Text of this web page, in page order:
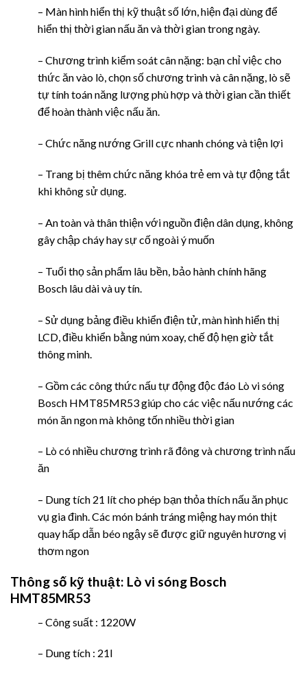
– Màn hình hiển thị kỹ thuật số lớn, hiện đại dùng để
hiển thị thời gian nấu ăn và thời gian trong ngày.
– Chương trình kiểm soát cân nặng: bạn chỉ việc cho
thức ăn vào lò, chọn số chương trình và cân nặng, lò sẽ
tự tính toán năng lượng phù hợp và thời gian cần thiết
để hoàn thành việc nấu ăn.
– Chức năng nướng Grill cực nhanh chóng và tiện lợi
– Trang bị thêm chức năng khóa trẻ em và tự động tắt
khi không sử dụng.
– An toàn và thân thiện với nguồn điện dân dụng, không
gây chập cháy hay sự cố ngoài ý muốn
– Tuổi thọ sản phẩm lâu bền, bảo hành chính hãng
Bosch lâu dài và uy tín.
– Sử dụng bảng điều khiển điện tử, màn hình hiển thị
LCD, điều khiển bằng núm xoay, chế độ hẹn giờ tắt
thông minh.
– Gồm các công thức nấu tự động độc đáo Lò vi sóng
Bosch HMT85MR53 giúp cho các việc nấu nướng các
món ăn ngon mà không tốn nhiều thời gian
– Lò có nhiều chương trình rã đông và chương trình nấu
ăn
– Dung tích 21 lít cho phép bạn thỏa thích nấu ăn phục
vụ gia đình. Các món bánh tráng miệng hay món thịt
quay hấp dẫn béo ngậy sẽ được giữ nguyên hương vị
thơm ngon
Thông số kỹ thuật: Lò vi sóng Bosch
HMT85MR53
– Công suất : 1220W
– Dung tích : 21l